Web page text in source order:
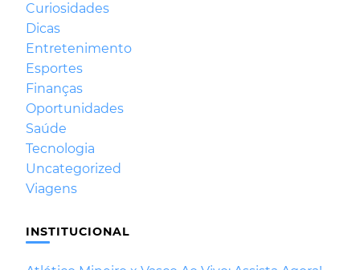
Curiosidades
Dicas
Entretenimento
Esportes
Finanças
Oportunidades
Saúde
Tecnologia
Uncategorized
Viagens
INSTITUCIONAL